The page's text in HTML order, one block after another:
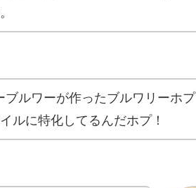
ルワーが作ったブルワリーホプ
ルに特化してるんだホプ！